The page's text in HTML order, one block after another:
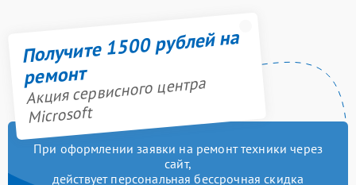
Получите 1500 рублей на
ремонт
Акция сервисного центра
Microsoft
При оформлении заявки на ремонт техники через
сайт,
действует персональная бессрочная скидка